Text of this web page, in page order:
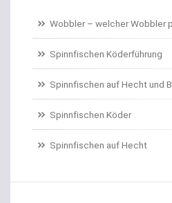
Bissanzeiger
Bivytable
Bleisets
Blinker
Bodentaster
Wobbler – welcher Wobbler
Spinnfischen Köderführung
Spinnfischen auf Hecht und
Spinnfischen Köder
Spinnfischen auf Hecht